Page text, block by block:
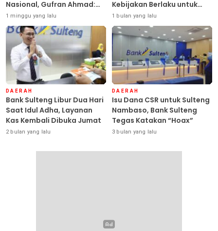
Nasional, Gufran Ahmad:
Sulteng Siap Ambil Peran
1 minggu yang lalu
Kebijakan Berlaku untuk
Seluruh Debitur ASN
1 bulan yang lalu
DAERAH
Bank Sulteng Libur Dua Hari
Saat Idul Adha, Layanan
Kas Kembali Dibuka Jumat
2 bulan yang lalu
DAERAH
Isu Dana CSR untuk Sulteng
Nambaso, Bank Sulteng
Tegas Katakan “Hoax”
3 bulan yang lalu